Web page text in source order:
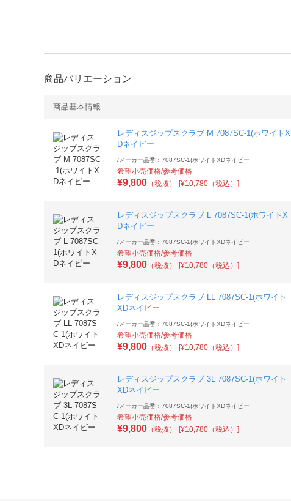
商品バリエーション
商品基本情報
レディスジップスクラブ M 7087SC-1(ホワイトX
Dネイビー
/ メーカー品番：7087SC-1(ホワイトXDネイビー
希望小売価格/参考価格
¥9,800 （税抜） [¥10,780（税込）]
レディスジップスクラブ L 7087SC-1(ホワイトX
Dネイビー
/ メーカー品番：7087SC-1(ホワイトXDネイビー
希望小売価格/参考価格
¥9,800 （税抜） [¥10,780（税込）]
レディスジップスクラブ LL 7087SC-1(ホワイト
XDネイビー
/ メーカー品番：7087SC-1(ホワイトXDネイビー
希望小売価格/参考価格
¥9,800 （税抜） [¥10,780（税込）]
レディスジップスクラブ 3L 7087SC-1(ホワイト
XDネイビー
/ メーカー品番：7087SC-1(ホワイトXDネイビー
希望小売価格/参考価格
¥9,800 （税抜） [¥10,780（税込）]